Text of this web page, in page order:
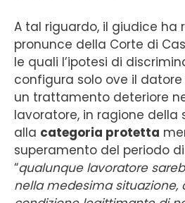
A tal riguardo, il giudice ha
pronunce della Corte di
le quali l’ipotesi di
configura solo ove il
un trattamento deteriore
lavoratore, in ragione della
alla categoria protetta
superamento del periodo
“qualunque lavoratore
nella medesima situazione,